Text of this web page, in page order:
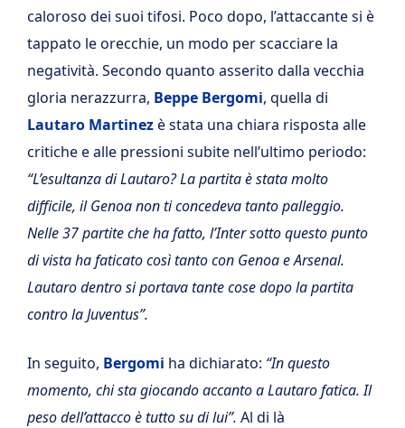
caloroso dei suoi tifosi. Poco dopo, l’attaccante si è
tappato le orecchie, un modo per scacciare la
negatività. Secondo quanto asserito dalla vecchia
gloria nerazzurra, Beppe Bergomi, quella di
Lautaro Martinezè stata una chiara risposta alle
critiche e alle pressioni subite nell’ultimo periodo:
“L’esultanza di Lautaro? La partita è stata molto
difficile, il Genoa non ti concedeva tanto palleggio.
Nelle 37 partite che ha fatto, l’Inter sotto questo punto
di vista ha faticato così tanto con Genoa e Arsenal.
Lautaro dentro si portava tante cose dopo la partita
contro la Juventus”.
In seguito, Bergomi ha dichiarato: “In questo
momento, chi sta giocando accanto a Lautaro fatica. Il
peso dell’attacco è tutto su di lui”. Al di là